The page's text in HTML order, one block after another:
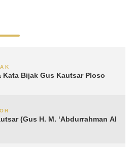
Kata Bijak Gus Kautsar Ploso
(Gus H. M. ‘Abdurrahman Al